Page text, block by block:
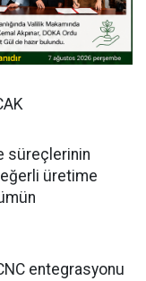
süreçlerinin
üretime
entegrasyonu